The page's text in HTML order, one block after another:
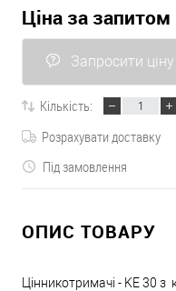
Ціна за запитом
Запросити ціну
Кількість:
Розрахувати доставку
Під замовлення
ОПИС ТОВАРУ
Цінникотримачі - KE 30